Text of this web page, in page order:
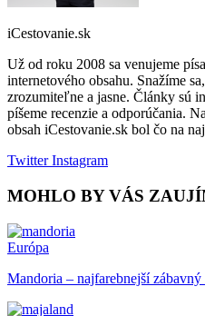
iCestovanie.sk
Už od roku 2008 sa venujeme
internetového obsahu. Snažíme
zrozumiteľne a jasne. Články sú
píšeme recenzie a odporúčania.
obsah iCestovanie.sk bol čo na
TwitterInstagram
MOHLO BY VÁS
Európa
Mandoria – najfarebnejší